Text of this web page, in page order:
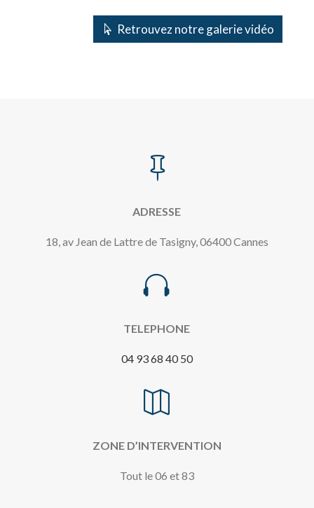
Retrouvez notre galerie vidéo

ADRESSE
18, av Jean de Lattre de Tasigny, 06400 Cannes

TELEPHONE
04 93 68 40 50

ZONE D’INTERVENTION
Tout le 06 et 83